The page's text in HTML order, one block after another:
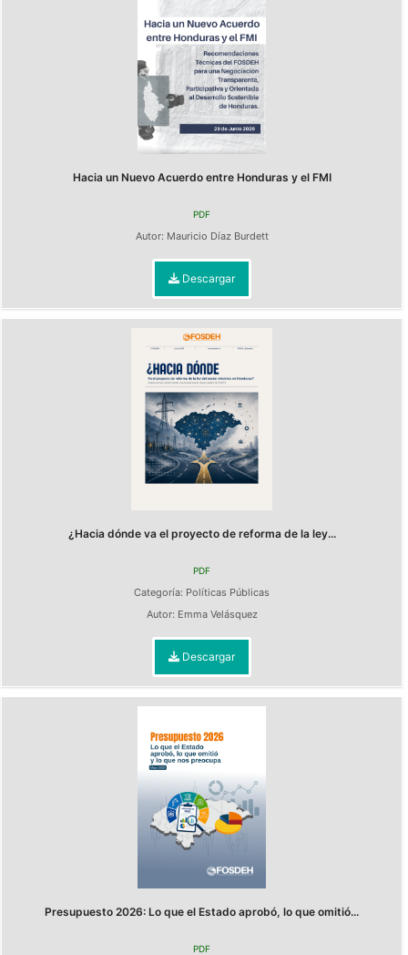
Hacia un Nuevo Acuerdo entre Honduras y el FMI
PDF
Autor: Mauricio Díaz Burdett
Descargar
¿Hacia dónde va el proyecto de reforma de la ley...
PDF
Categoría: Políticas Públicas
Autor: Emma Velásquez
Descargar
Presupuesto 2026: Lo que el Estado aprobó, lo que omitió...
PDF